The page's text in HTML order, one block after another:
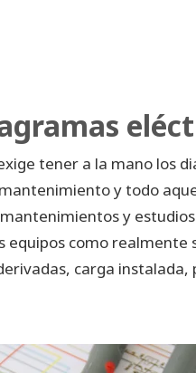
tener a la mano los
y todo
y
como realmente
carga instalada,